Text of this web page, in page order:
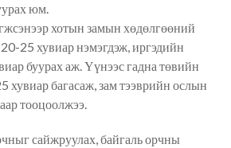
юм.
хотын замын хөдөлгөөний
25 хувиар нэмэгдэж, иргэдийн
буурах аж. Үүнээс гадна төвийн
хувиар багасаж, зам тээврийн ослын
тооцоолжээ.
сайжруулах, байгаль орчны